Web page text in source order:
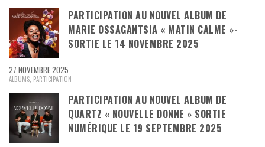
PARTICIPATION AU NOUVEL ALBUM DE
MARIE OSSAGANTSIA « MATIN CALME »-
SORTIE LE 14 NOVEMBRE 2025
27 NOVEMBRE 2025
ALBUMS PARTICIPATION
PARTICIPATION AU NOUVEL ALBUM DE
QUARTZ « NOUVELLE DONNE » SORTIE
NUMÉRIQUE LE 19 SEPTEMBRE 2025